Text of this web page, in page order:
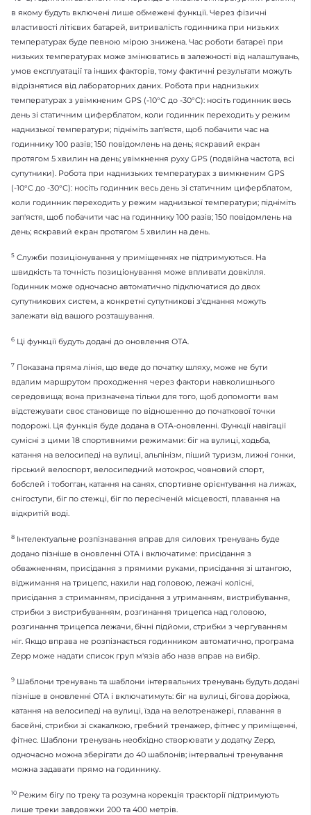
в якому будуть включені лише обмежені функції. Через фізичні
властивості літієвих батарей, витривалість годинника при низьких
температурах буде певною мірою знижена. Час роботи батареї при
низьких температурах може змінюватись в залежності від налаштувань,
умов експлуатації та інших факторів, тому фактичні результати можуть
відрізнятися від лабораторних даних. Робота при наднизьких
температурах з увімкненим GPS (-10°C до -30°C): носіть годинник весь
день зі статичним циферблатом, коли годинник переходить у режим
наднизької температури; підніміть зап'ястя, щоб побачити час на
годиннику 100 разів; 150 повідомлень на день; яскравий екран
протягом 5 хвилин на день; увімкнення руху GPS (подвійна частота, всі
супутники). Робота при наднизьких температурах з вимкненим GPS
(-10°C до -30°C): носіть годинник весь день зі статичним циферблатом,
коли годинник переходить у режим наднизької температури; підніміть
зап'ястя, щоб побачити час на годиннику 100 разів; 150 повідомлень на
день; яскравий екран протягом 5 хвилин на день.
5 Служби позиціонування у приміщеннях не підтримуються. На
швидкість та точність позиціонування може впливати довкілля.
Годинник може одночасно автоматично підключатися до двох
супутникових систем, а конкретні супутникові з'єднання можуть
залежати від вашого розташування.
6 Ці функції будуть додані до оновлення ОТА.
7 Показана пряма лінія, що веде до початку шляху, може не бути
вдалим маршрутом проходження через фактори навколишнього
середовища; вона призначена тільки для того, щоб допомогти вам
відстежувати своє становище по відношенню до початкової точки
подорожі. Ця функція буде додана в OTA-оновленні. Функції навігації
сумісні з цими 18 спортивними режимами: біг на вулиці, ходьба,
катання на велосипеді на вулиці, альпінізм, піший туризм, лижні гонки,
гірський велоспорт, велосипедний мотокрос, човновий спорт,
бобслей і тобогган, катання на санях, спортивне орієнтування на лижах,
снігоступи, біг по стежці, біг по пересіченій місцевості, плавання на
відкритій воді.
8 Інтелектуальне розпізнавання вправ для силових тренувань буде
додано пізніше в оновленні OTA і включатиме: присідання з
обважненням, присідання з прямими руками, присідання зі штангою,
віджимання на трицепс, нахили над головою, лежачі колісні,
присідання з стриманням, присідання з утриманням, вистрибування,
стрибки з вистрибуванням, розгинання трицепса над головою,
розгинання трицепса лежачи, бічні підйоми, стрибки з чергуванням
ніг. Якщо вправа не розпізнається годинником автоматично, програма
Zepp може надати список груп м'язів або назв вправ на вибір.
9 Шаблони тренувань та шаблони інтервальних тренувань будуть додані
пізніше в оновленні OTA і включатимуть: біг на вулиці, бігова доріжка,
катання на велосипеді на вулиці, їзда на велотренажері, плавання в
басейні, стрибки зі скакалкою, гребний тренажер, фітнес у приміщенні,
фітнес. Шаблони тренувань необхідно створювати у додатку Zepp,
одночасно можна зберігати до 40 шаблонів; інтервальні тренування
можна задавати прямо на годиннику.
10 Режим бігу по треку та розумна корекція траєкторії підтримують
лише треки завдовжки 200 та 400 метрів.